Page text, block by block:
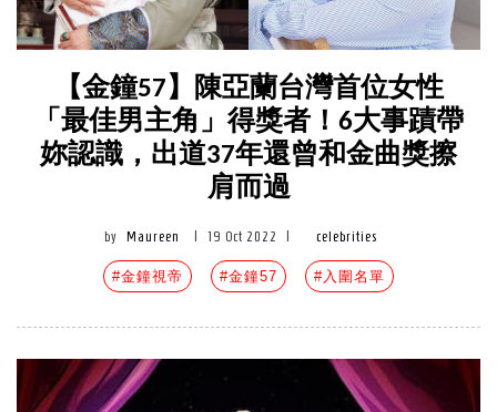
【金鐘57】陳亞蘭台灣首位女性
「最佳男主角」得獎者！6大事蹟帶
妳認識，出道37年還曾和金曲獎擦
肩而過
by Maureen 19 Oct 2022 celebrities
#金鐘視帝 #金鐘57 #入圍名單